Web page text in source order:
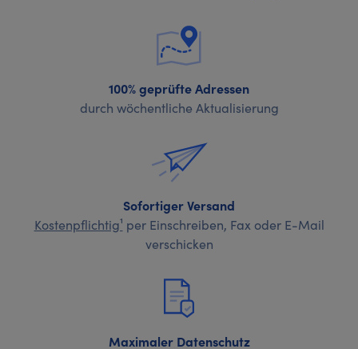
100% geprüfte Adressen
durch wöchentliche Aktualisierung
Sofortiger Versand
Kostenpflichtig¹ per Einschreiben, Fax oder E-Mail
verschicken
Maximaler Datenschutz